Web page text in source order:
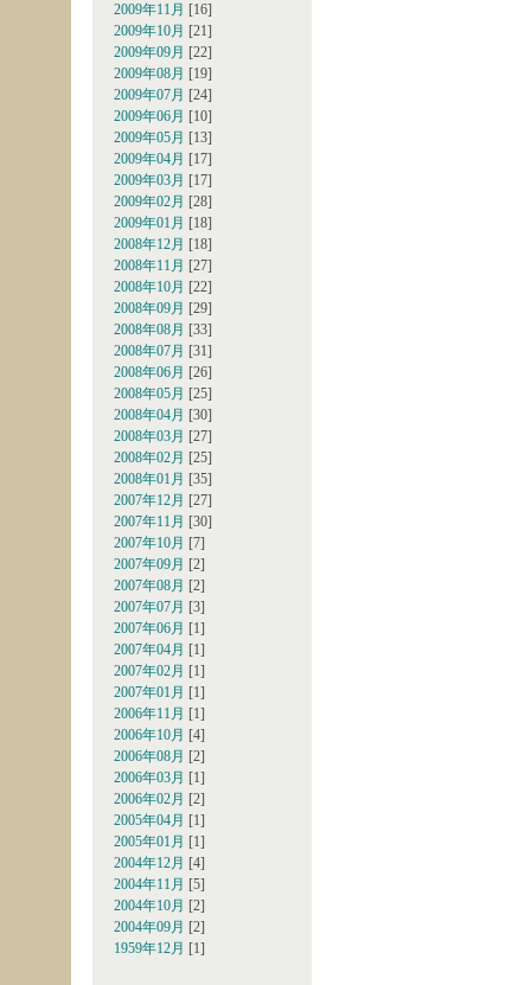
2009年11月 [16]
2009年10月 [21]
2009年09月 [22]
2009年08月 [19]
2009年07月 [24]
2009年06月 [10]
2009年05月 [13]
2009年04月 [17]
2009年03月 [17]
2009年02月 [28]
2009年01月 [18]
2008年12月 [18]
2008年11月 [27]
2008年10月 [22]
2008年09月 [29]
2008年08月 [33]
2008年07月 [31]
2008年06月 [26]
2008年05月 [25]
2008年04月 [30]
2008年03月 [27]
2008年02月 [25]
2008年01月 [35]
2007年12月 [27]
2007年11月 [30]
2007年10月 [7]
2007年09月 [2]
2007年08月 [2]
2007年07月 [3]
2007年06月 [1]
2007年04月 [1]
2007年02月 [1]
2007年01月 [1]
2006年11月 [1]
2006年10月 [4]
2006年08月 [2]
2006年03月 [1]
2006年02月 [2]
2005年04月 [1]
2005年01月 [1]
2004年12月 [4]
2004年11月 [5]
2004年10月 [2]
2004年09月 [2]
1959年12月 [1]